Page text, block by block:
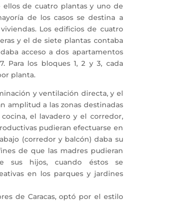
de cuatro plantas y uno de
de los casos se destina a
Los edificios de cuatro
y el de siete plantas contaba
acceso a dos apartamentos
Para los bloques 1, 2 y 3, cada
planta.
y ventilación directa, y el
amplitud a las zonas destinadas
el lavadero y el corredor,
pudieran efectuarse en
(corredor y balcón) daba su
de que las madres pudieran
sus hijos, cuando éstos se
en los parques y jardines
de Caracas, optó por el estilo